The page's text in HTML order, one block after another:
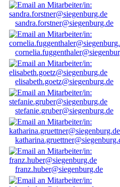
sandra.forstner@siegenburg.de
elisabeth.goetz@siegenburg.de
stefanie.gruber@siegenburg.de
franz.huber@siegenburg.de